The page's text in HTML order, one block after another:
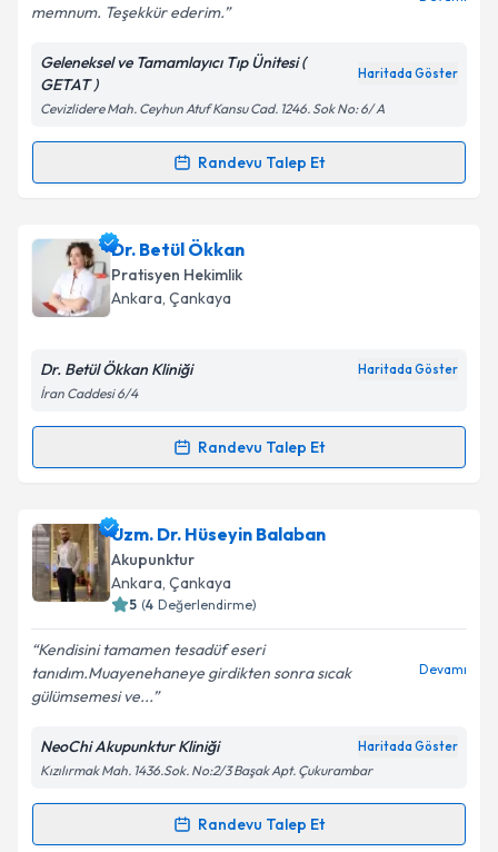
Kişisel verilerimin işlenmesine ilişkin
Aydınlatma
kapsamda işlenmesini kabul ediyorum.
Takvim Talebini Gönder
memnum. Teşekkür ederim.
Geleneksel ve Tamamlayıcı Tıp Ünitesi (
GETAT )
Haritada Göster
Cevizlidere Mah. Ceyhun Atuf Kansu Cad. 1246. Sok No: 6/ A
Randevu Talep Et
Randevu Takvimi Talebi
Uzm. Dr. Mustafa İkizek
oluşturun. Size bu uzmandan randevu almanız için bir
takvim hazırlandığında e-posta ile bilgilendireceğiz.
Kişisel verilerimin işlenmesine ilişkin
Metni'ni okudum ve kişisel verilerimin belirtilen
Takvim Talebini Gönder
Dr. Betül Ökkan
Pratisyen Hekimlik
Ankara, Çankaya
Dr. Betül Ökkan Kliniği Haritada Göster
İran Caddesi 6/4
Randevu Talep Et
Randevu Takvimi Talebi
Dr. Betül Ökkaniçin randevu takvimi talebi oluşturun.
Size bu uzmandan randevu almanız için bir takvim
hazırlandığında e-posta ile bilgilendireceğiz.
Metni'ni okudum ve kişisel verilerimin belirtilen
kapsamda işlenmesini kabul ediyorum.
Takvim Talebini Gönder
Uzm. Dr. Hüseyin Balaban
Akupunktur
Ankara, Çankaya
5 (4 Değerlendirme)
Kendisini tamamen tesadüf eseri
tanıdım.Muayenehaneye girdikten sonra sıcak
gülümsemesi ve...
Devamı
NeoChi Akupunktur Kliniği Haritada Göster
Kızılırmak Mah. 1436.Sok. No:2/3 Başak Apt. Çukurambar
Randevu Talep Et
Randevu Takvimi Talebi